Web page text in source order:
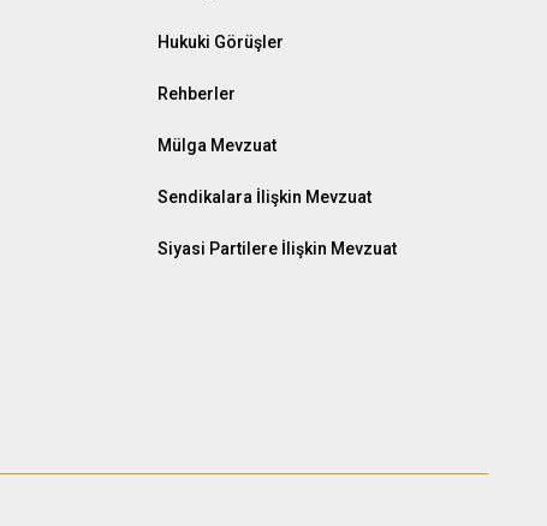
Hukuki Görüşler
Rehberler
Mülga Mevzuat
Sendikalara İlişkin Mevzuat
Siyasi Partilere İlişkin Mevzuat